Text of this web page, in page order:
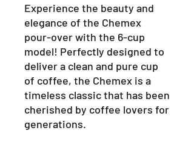
Experience the beauty and
elegance of the Chemex
pour-over with the 6-cup
model! Perfectly designed to
deliver a clean and pure cup
of coffee, the Chemex is a
timeless classic that has been
cherished by coffee lovers for
generations.